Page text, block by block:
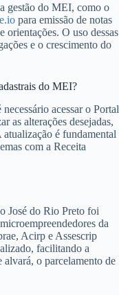
gestão do MEI, como o
para emissão de notas
orientações. O uso dessas
e o crescimento do
do MEI?
acessar o Portal
as alterações desejadas,
é fundamental
com a Receita
José do Rio Preto foi
da
Acirp e Assescrip
facilitando a
alvará, o parcelamento de